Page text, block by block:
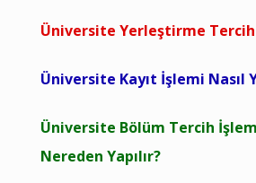
Üniversite Yerleştirme Tercih
Üniversite Kayıt İşlemi Nasıl
Üniversite Bölüm Tercih
Nereden Yapılır?